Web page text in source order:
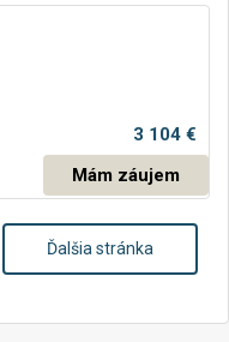
3 104 €
Mám záujem
Ďalšia stránka